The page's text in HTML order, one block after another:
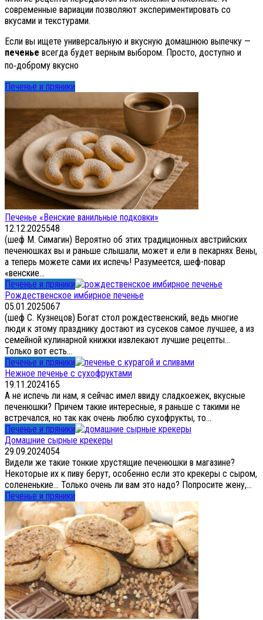
современные вариации позволяют экспериментировать со
вкусами и текстурами.
Если вы ищете универсальную и вкусную домашнюю выпечку —
печенье всегда будет верным выбором. Просто, доступно и
по‑доброму вкусно
Печенье и пряники
Печенье «Венские ванильные подковки»
12.12.2025548
(шеф М. Симагин) Вероятно об этих традиционных австрийских
печенюшках вы и раньше слышали, может и ели в пекарнях Вены,
а теперь можете сами их испечь! Разумеется, шеф-повар
«венские...
Печенье и пряники
Рождественское имбирное печенье
05.01.2025067
(шеф С. Кузнецов) Богат стол рождественский, ведь многие
люди к этому празднику достают из сусеков самое лучшее, а из
семейной кулинарной книжки извлекают лучшие рецепты…
Только вот есть...
Печенье и пряники
Нежное печенье с сухофруктами
19.11.2024165
А не испечь ли нам, я сейчас имел ввиду сладкоежек, вкусные
печенюшки? Причем такие интересные, я раньше с такими не
встречался, но так как очень люблю сухофрукты, то...
Печенье и пряники
Домашние сырные крекеры
29.09.2024054
Видели же такие тонкие хрустящие печенюшки в магазине?
Некоторые их к пиву берут, особенно если это крекеры с сыром,
солененькие… Только очень ли вам это надо? Попросите жену,...
Печенье и пряники